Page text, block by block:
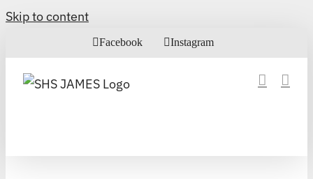
Skip to content
Facebook Instagram